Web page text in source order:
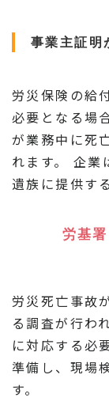
事業主証明
労災保険の給
必要となる場
が業務中に死
れます。 企業
遺族に提供す
労基
労災死亡事故
る調査が行わ
に対応する必
準備し、現場
す。